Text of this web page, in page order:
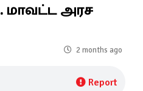
மாவட்ட அரச
2 months ago
Report